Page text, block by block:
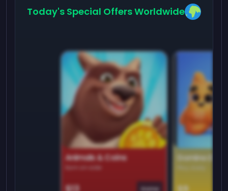
Today's Special Offers Worldwide
Animals & Coins
Earn on side
Game
Domino